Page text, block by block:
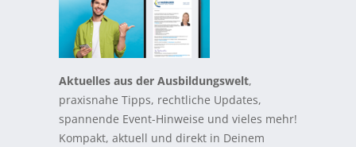
Aktuelles aus der Ausbildungswelt,
praxisnahe Tipps, rechtliche Updates,
spannende Event-Hinweise und vieles mehr!
Kompakt, aktuell und direkt in Deinem